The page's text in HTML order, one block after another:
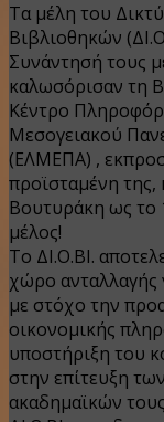
Τα μέλη του
Βιβλιοθηκών
Συνάντησή τους
καλωσόρισαν τη
Κέντρο
Μεσογειακού
(ΕΛΜΕΠΑ) ,
προϊσταμένη της,
Βουτυράκη ως το
μέλος!
Το ΔΙ.Ο.ΒΙ.
χώρο ανταλλαγής
με στόχο την
οικονομικής
υποστήριξη του
στην επίτευξη
ακαδημαϊκών